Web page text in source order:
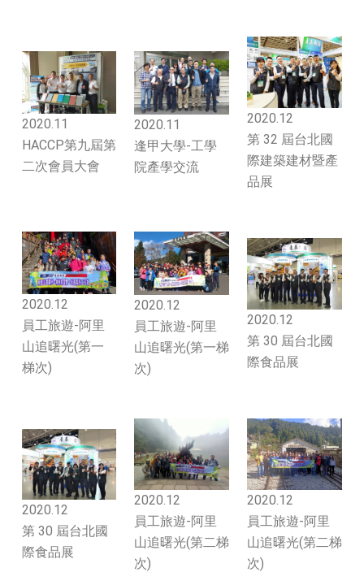
2020.11
HACCP第九屆第
二次會員大會
2020.11
逢甲大學-工學
院產學交流
2020.12
第 32 屆台北國
際建築建材暨產
品展
2020.12
員工旅遊-阿里
山追曙光(第一
梯次)
2020.12
員工旅遊-阿里
山追曙光(第一梯
次)
2020.12
第 30 屆台北國
際食品展
2020.12
第 30 屆台北國
際食品展
2020.12
員工旅遊-阿里
山追曙光(第二梯
次)
2020.12
員工旅遊-阿里
山追曙光(第二梯
次)